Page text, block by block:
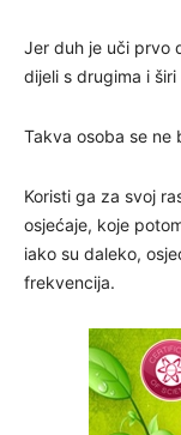
Jer duh je uči prvo
dijeli s drugima i
Takva osoba se ne
Koristi ga za svoj
osjećaje, koje
iako su daleko,
frekvencija.